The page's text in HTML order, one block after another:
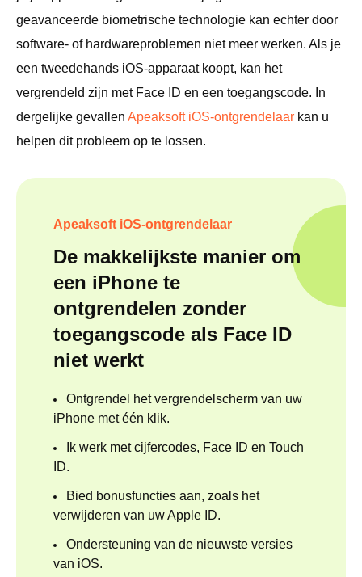
geavanceerde biometrische technologie kan echter door
software- of hardwareproblemen niet meer werken. Als je
een tweedehands iOS-apparaat koopt, kan het
vergrendeld zijn met Face ID en een toegangscode. In
dergelijke gevallen Apeaksoft iOS-ontgrendelaar kan u
helpen dit probleem op te lossen.
Apeaksoft iOS-ontgrendelaar
De makkelijkste manier om
een ​​iPhone te
ontgrendelen zonder
toegangscode als Face ID
niet werkt
Ontgrendel het vergrendelscherm van uw
iPhone met één klik.
Ik werk met cijfercodes, Face ID en Touch
ID.
Bied bonusfuncties aan, zoals het
verwijderen van uw Apple ID.
Ondersteuning van de nieuwste versies
van iOS.